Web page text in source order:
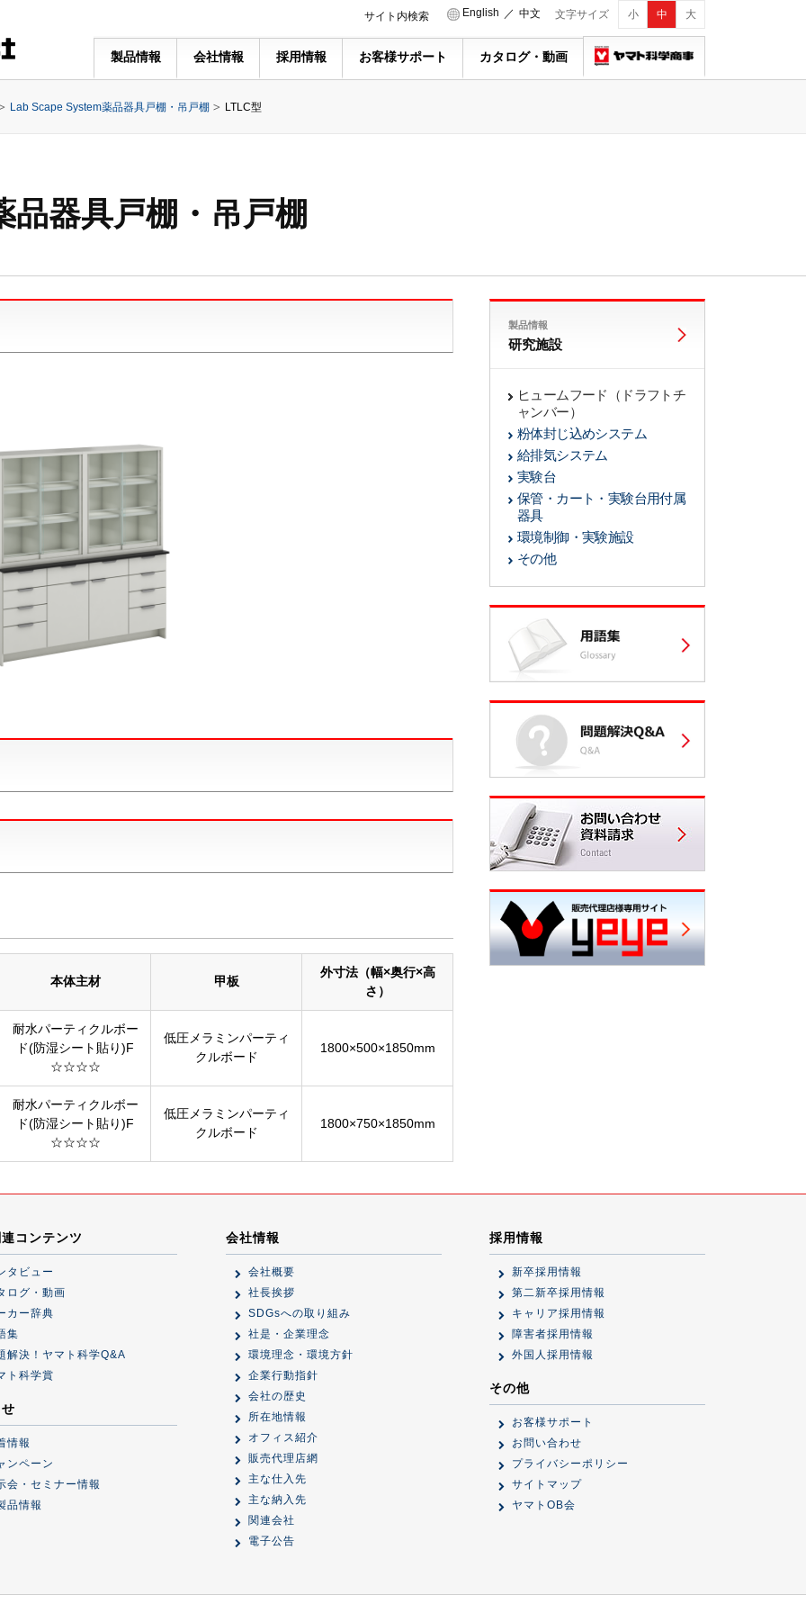
文字サイズ 小 中 大
English ／ 中文
サイト内検索
製品情報 会社情報 採用情報 お客様サポート カタログ・動画
Lab Scape System薬品器具戸棚・吊戸棚 LTLC型
器具戸棚・吊戸棚
本体主材 甲板
外寸法（幅×奥行×高
さ）
耐水パーティクルボー
ド(防湿シート貼り)F
☆☆☆☆
低圧メラミンパーティ
クルボード
1800×500×1850mm
耐水パーティクルボー
ド(防湿シート貼り)F
☆☆☆☆
低圧メラミンパーティ
クルボード
1800×750×1850mm
製品情報
研究施設
ヒュームフード（ドラフトチ
ャンバー）
粉体封じ込めシステム
給排気システム
実験台
保管・カート・実験台用付属
器具
環境制御・実験施設
その他
コンテンツ
タビュー
ログ・動画
カー辞典
集
解決！ヤマト科学Q&A
ト科学賞
情報
ンペーン
会・セミナー情報
品情報
会社情報
会社概要
社長挨拶
SDGsへの取り組み
社是・企業理念
環境理念・環境方針
企業行動指針
会社の歴史
所在地情報
オフィス紹介
販売代理店網
主な仕入先
主な納入先
関連会社
電子公告
採用情報
新卒採用情報
第二新卒採用情報
キャリア採用情報
障害者採用情報
外国人採用情報
その他
お客様サポート
お問い合わせ
プライバシーポリシー
サイトマップ
ヤマトOB会